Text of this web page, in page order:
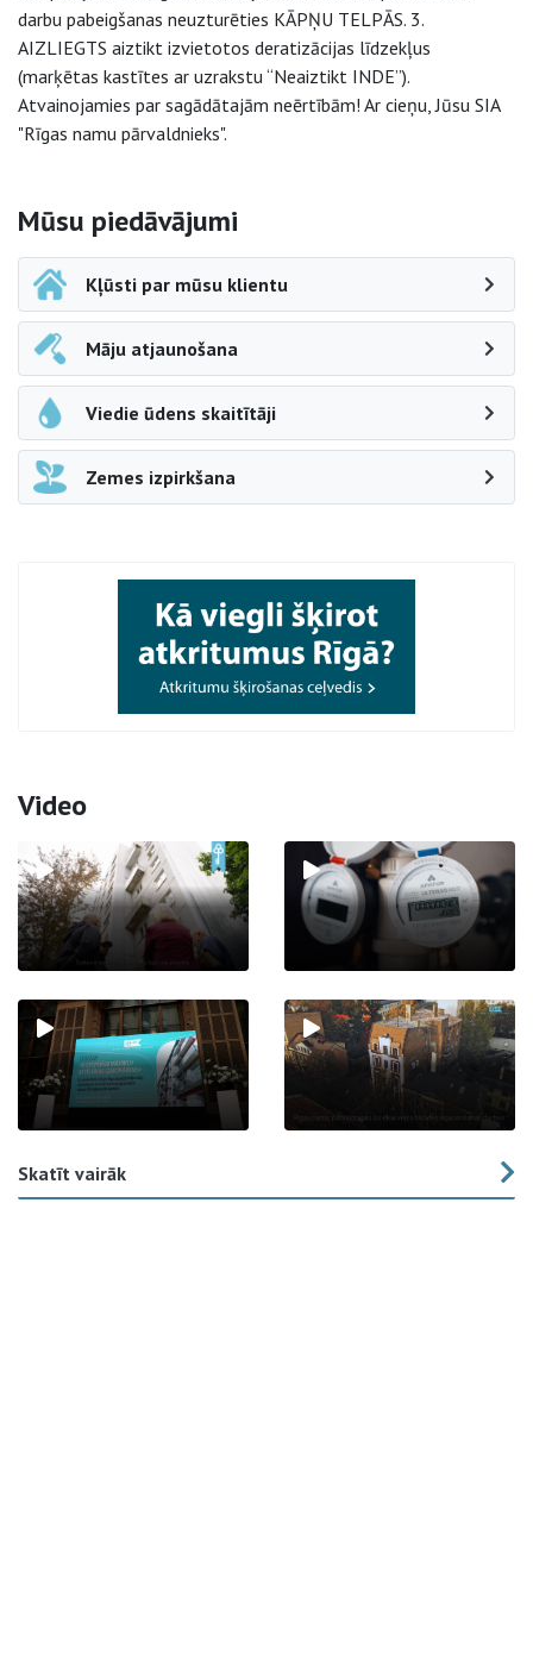
darbu pabeigšanas neuzturēties KĀPŅU TELPĀS. 3.
AIZLIEGTS aiztikt izvietotos deratizācijas līdzekļus
(marķētas kastītes ar uzrakstu “Neaiztikt INDE”).
Atvainojamies par sagādātajām neērtībām! Ar cieņu, Jūsu SIA
"Rīgas namu pārvaldnieks".
Sāna navigācija
Mūsu piedāvājumi
Kļūsti par mūsu klientu
Māju atjaunošana
Viedie ūdens skaitītāji
Zemes izpirkšana
Video
Skatīt vairāk